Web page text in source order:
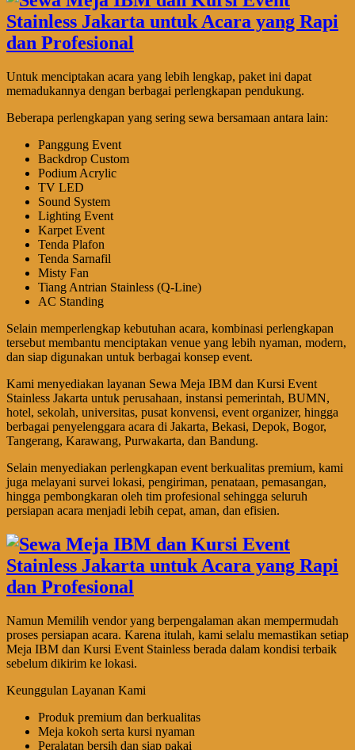
Untuk menciptakan acara yang lebih lengkap, paket ini dapat
memadukannya dengan berbagai perlengkapan pendukung.
Beberapa perlengkapan yang sering sewa bersamaan antara lain:
Panggung Event
Backdrop Custom
Podium Acrylic
TV LED
Sound System
Lighting Event
Karpet Event
Tenda Plafon
Tenda Sarnafil
Misty Fan
Tiang Antrian Stainless (Q-Line)
AC Standing
Selain memperlengkap kebutuhan acara, kombinasi perlengkapan
tersebut membantu menciptakan venue yang lebih nyaman, modern,
dan siap digunakan untuk berbagai konsep event.
Kami menyediakan layanan Sewa Meja IBM dan Kursi Event
Stainless Jakarta untuk perusahaan, instansi pemerintah, BUMN,
hotel, sekolah, universitas, pusat konvensi, event organizer, hingga
berbagai penyelenggara acara di Jakarta, Bekasi, Depok, Bogor,
Tangerang, Karawang, Purwakarta, dan Bandung.
Selain menyediakan perlengkapan event berkualitas premium, kami
juga melayani survei lokasi, pengiriman, penataan, pemasangan,
hingga pembongkaran oleh tim profesional sehingga seluruh
persiapan acara menjadi lebih cepat, aman, dan efisien.
Namun Memilih vendor yang berpengalaman akan mempermudah
proses persiapan acara. Karena itulah, kami selalu memastikan setiap
Meja IBM dan Kursi Event Stainless berada dalam kondisi terbaik
sebelum dikirim ke lokasi.
Keunggulan Layanan Kami
Produk premium dan berkualitas
Meja kokoh serta kursi nyaman
Peralatan bersih dan siap pakai